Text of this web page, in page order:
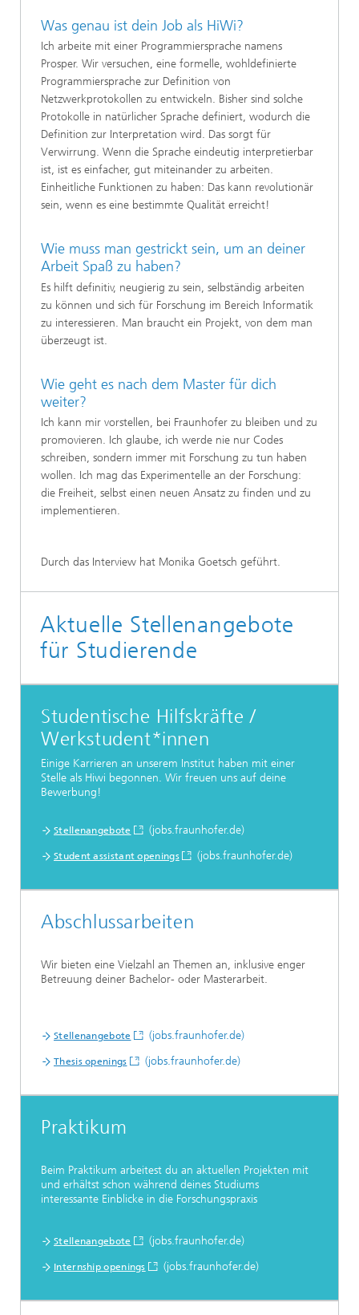
Was genau ist dein Job als HiWi?
Ich arbeite mit einer Programmiersprache namens
Prosper. Wir versuchen, eine formelle, wohldefinierte
Programmiersprache zur Definition von
Netzwerkprotokollen zu entwickeln. Bisher sind solche
Protokolle in natürlicher Sprache definiert, wodurch die
Definition zur Interpretation wird. Das sorgt für
Verwirrung. Wenn die Sprache eindeutig interpretierbar
ist, ist es einfacher, gut miteinander zu arbeiten.
Einheitliche Funktionen zu haben: Das kann revolutionär
sein, wenn es eine bestimmte Qualität erreicht!
Wie muss man gestrickt sein, um an deiner
Arbeit Spaß zu haben?
Es hilft definitiv, neugierig zu sein, selbständig arbeiten
zu können und sich für Forschung im Bereich Informatik
zu interessieren. Man braucht ein Projekt, von dem man
überzeugt ist.
Wie geht es nach dem Master für dich
weiter?
Ich kann mir vorstellen, bei Fraunhofer zu bleiben und zu
promovieren. Ich glaube, ich werde nie nur Codes
schreiben, sondern immer mit Forschung zu tun haben
wollen. Ich mag das Experimentelle an der Forschung:
die Freiheit, selbst einen neuen Ansatz zu finden und zu
implementieren.
Durch das Interview hat Monika Goetsch geführt.
Aktuelle Stellenangebote
für Studierende
Studentische Hilfskräfte /
Werkstudent*innen
Einige Karrieren an unserem Institut haben mit einer
Stelle als Hiwi begonnen. Wir freuen uns auf deine
Bewerbung!
Stellenangebote (jobs.fraunhofer.de)
Student assistant openings (jobs.fraunhofer.de)
Abschlussarbeiten
Wir bieten eine Vielzahl an Themen an, inklusive enger
Betreuung deiner Bachelor- oder Masterarbeit.
Stellenangebote (jobs.fraunhofer.de)
Thesis openings (jobs.fraunhofer.de)
Praktikum
Beim Praktikum arbeitest du an aktuellen Projekten mit
und erhältst schon während deines Studiums
interessante Einblicke in die Forschungspraxis
Stellenangebote (jobs.fraunhofer.de)
Internship openings (jobs.fraunhofer.de)